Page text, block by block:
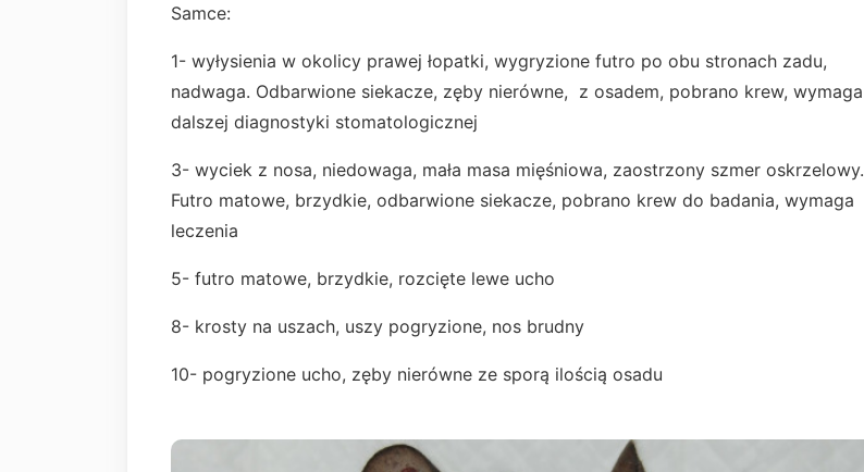
Samce:
1- wyłysienia w okolicy prawej łopatki, wygryzione futro po obu stronach zadu,
nadwaga. Odbarwione siekacze, zęby nierówne, z osadem, pobrano krew, wymaga
dalszej diagnostyki stomatologicznej
3- wyciek z nosa, niedowaga, mała masa mięśniowa, zaostrzony szmer oskrzelowy.
Futro matowe, brzydkie, odbarwione siekacze, pobrano krew do badania, wymaga
leczenia
5- futro matowe, brzydkie, rozcięte lewe ucho
8- krosty na uszach, uszy pogryzione, nos brudny
10- pogryzione ucho, zęby nierówne ze sporą ilością osadu